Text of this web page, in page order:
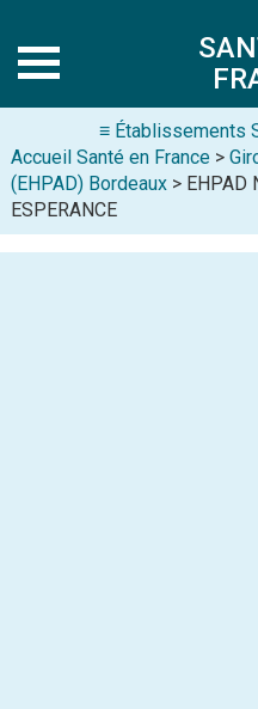
≡ Établissements
Accueil Santé en France >
(EHPAD) Bordeaux > EHPAD
ESPERANCE